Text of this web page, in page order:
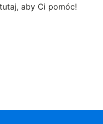
aby Ci pomóc!